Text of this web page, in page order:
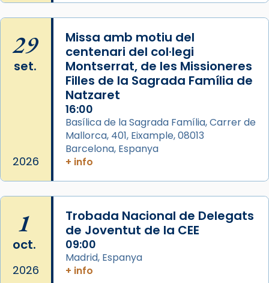
musulmanes fou venerat com a patró dels
Regnes castellans i més tard de tota
Espanya.
El seu sepulcre a Compostela fou un gran
centre de peregrinacions medievals de tot
el món cristià, després de Roma i terra
«A Raïms de Sant Jaume, raïms aigualits;
raïms de setembre te'n llepes els dits»,
segons una dita popular.
29
set.
2026
Missa amb motiu del
centenari del col·legi
Montserrat, de les Missioneres
Filles de la Sagrada Família de
Natzaret
16:00
Basílica de la Sagrada Família, Carrer de
Mallorca, 401, Eixample, 08013
Barcelona, Espanya
+ info
1
oct.
2026
Trobada Nacional de Delegats
de Joventut de la CEE
09:00
Madrid, Espanya
+ info